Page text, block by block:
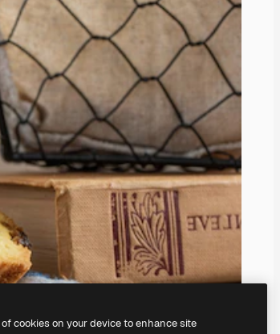
cookies on your device to enhance site